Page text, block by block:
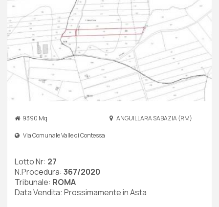
9390 Mq ANGUILLARA SABAZIA (RM)
Via Comunale Valle di Contessa
Lotto Nr: 27
N.Procedura: 367/2020
Tribunale: ROMA
Data Vendita: Prossimamente in Asta